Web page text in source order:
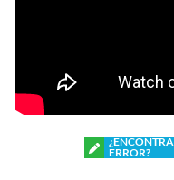
ERROR?